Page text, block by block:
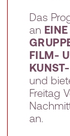
Das
an
FILM-
und
Freitag
an.